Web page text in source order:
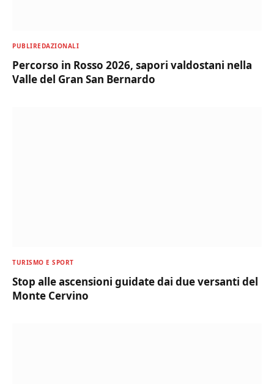
PUBLIREDAZIONALI
Percorso in Rosso 2026, sapori valdostani nella
Valle del Gran San Bernardo
TURISMO E SPORT
Stop alle ascensioni guidate dai due versanti del
Monte Cervino